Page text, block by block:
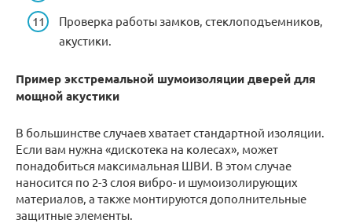
Проверка работы замков, стеклоподъемников,
акустики.
Пример экстремальной шумоизоляции дверей для
мощной акустики
В большинстве случаев хватает стандартной изоляции.
Если вам нужна «дискотека на колесах», может
понадобиться максимальная ШВИ. В этом случае
наносится по 2-3 слоя вибро- и шумоизолирующих
материалов, а также монтируются дополнительные
защитные элементы.